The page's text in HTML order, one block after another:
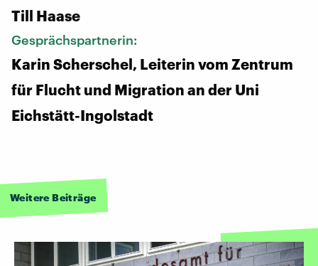
Till Haase
Gesprächspartnerin:
Karin Scherschel, Leiterin vom Zentrum
für Flucht und Migration an der Uni
Eichstätt-Ingolstadt
Weitere Beiträge